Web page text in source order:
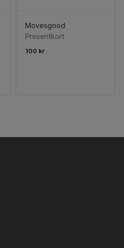
Movesgood
Presentkort
100 kr